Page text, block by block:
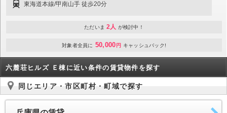
東海道本線/甲南山手 徒歩20分
ただいま 2人 が検討中！
対象者全員に 50,000 円 キャッシュバック!
六麓荘ヒルズ Ｅ棟に近い条件の賃貸物件を探す
同じエリア・市区町村・町域で探す